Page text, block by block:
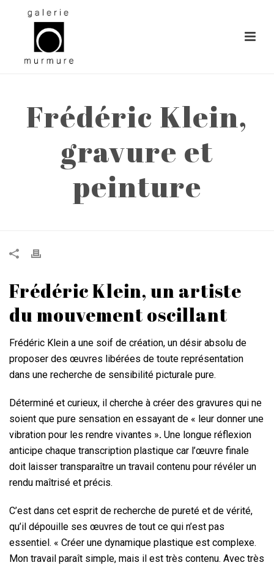
Frédéric Klein,
gravure et
peinture
Frédéric Klein, un artiste
du mouvement oscillant
Frédéric Klein a une soif de création, un désir absolu de
proposer des œuvres libérées de toute représentation
dans une recherche de sensibilité picturale pure.
Déterminé et curieux, il cherche à créer des gravures qui ne
soient que pure sensation en essayant de « leur donner une
vibration pour les rendre vivantes ». Une longue réflexion
anticipe chaque transcription plastique car l’œuvre finale
doit laisser transparaître un travail contenu pour révéler un
rendu maîtrisé et précis.
C’est dans cet esprit de recherche de pureté et de vérité,
qu’il dépouille ses œuvres de tout ce qui n’est pas
essentiel. « Créer une dynamique plastique est complexe.
Mon travail paraît simple, mais il est très contenu. Avec très